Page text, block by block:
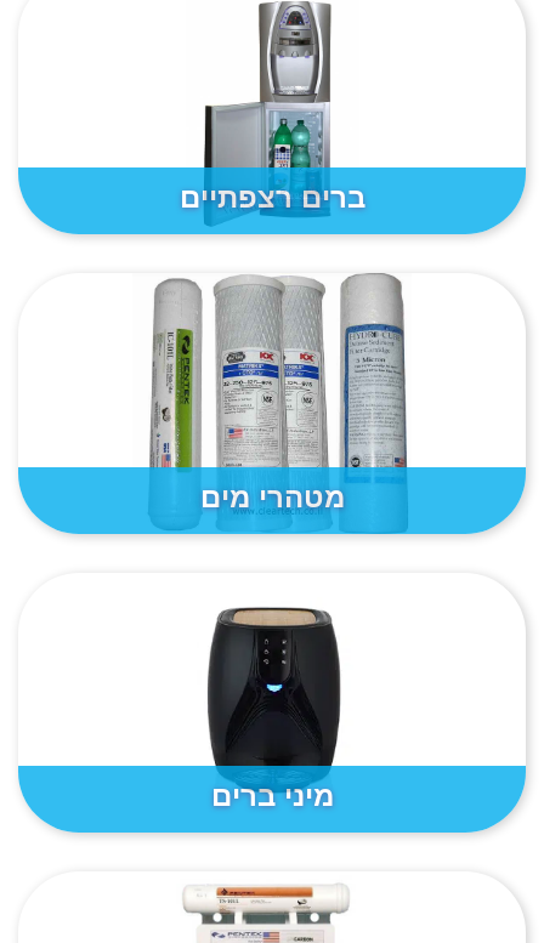
ברים רצפתיים
מטהרי מים
מיני ברים